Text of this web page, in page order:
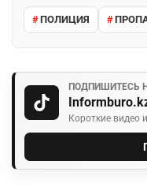
ПОЛИЦИЯ
ПОДПИШИТЕСЬ
Короткие видео